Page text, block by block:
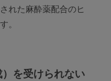
れた麻酔薬配合のヒ
。
を受けられない